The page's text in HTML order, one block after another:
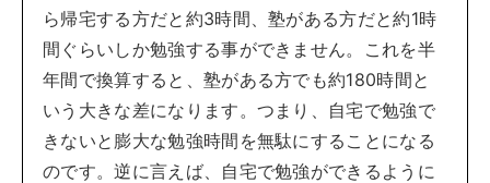
ら帰宅する方だと約3時間、塾がある方だと約1時
間ぐらいしか勉強する事ができません。これを半
年間で換算すると、塾がある方でも約180時間と
いう大きな差になります。つまり、自宅で勉強で
きないと膨大な勉強時間を無駄にすることになる
のです。逆に言えば、自宅で勉強ができるように